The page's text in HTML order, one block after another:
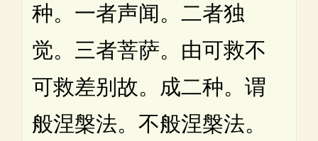
种。一者声闻。二者独
觉。三者菩萨。由可救不
可救差别故。成二种。谓
般涅槃法。不般涅槃法。